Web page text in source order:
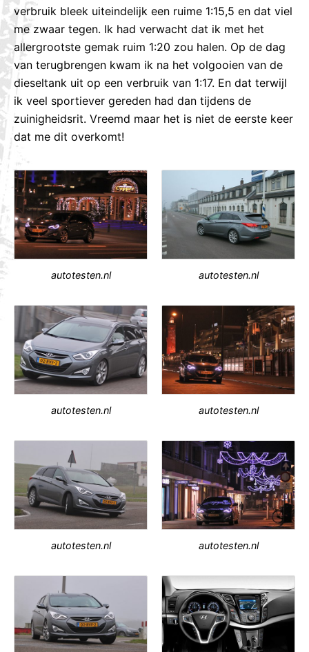
verbruik bleek uiteindelijk een ruime 1:15,5 en dat viel
me zwaar tegen. Ik had verwacht dat ik met het
allergrootste gemak ruim 1:20 zou halen. Op de dag
van terugbrengen kwam ik na het volgooien van de
dieseltank uit op een verbruik van 1:17. En dat terwijl
ik veel sportiever gereden had dan tijdens de
zuinigheidsrit. Vreemd maar het is niet de eerste keer
dat me dit overkomt!
autotesten.nl autotesten.nl
autotesten.nl autotesten.nl
autotesten.nl autotesten.nl